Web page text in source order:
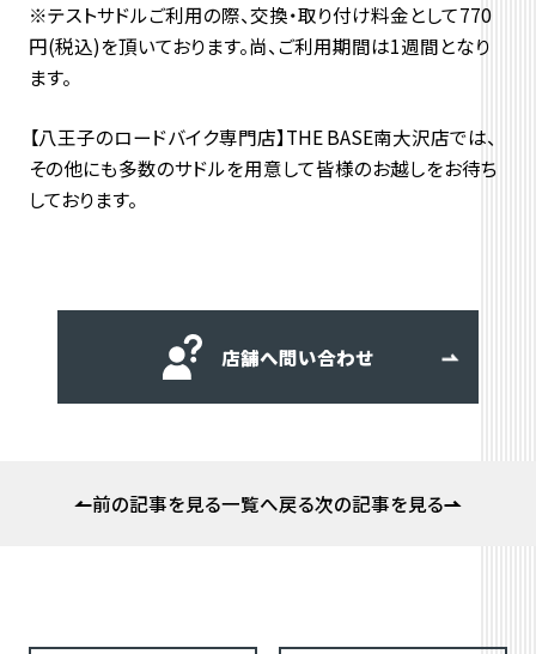
※テストサドルご利用の際、交換・取り付け料金として770
円(税込)を頂いております。尚、ご利用期間は1週間となり
ます。
【八王子のロードバイク専門店】THE BASE南大沢店では、
その他にも多数のサドルを用意して皆様のお越しをお待ち
しております。
店舗へ問い合わせ
前の記事を見る一覧へ戻る次の記事を見る